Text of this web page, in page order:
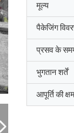
मूल्य
पैकेजिंग
प्रसव के
भुगतान शर्तें
आपूर्ति की